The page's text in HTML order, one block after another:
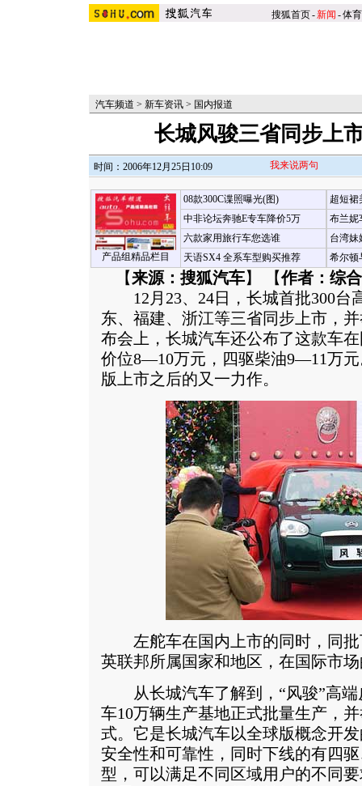
搜狐首页-新闻 -体育
汽车频道 > 新车资讯 > 国内报道
长城风骏三省同步上
时间：2006年12月25日10:09 我来说两句
产品组精品栏目
08款300C谍照曝光(图)
中非论坛奔驰E专车降价5万
六款家用旅行车您选谁
天语SX4 全系车型购买推荐
超短裙
布兰妮
台湾妹
希尔顿
【来源：搜狐汽车】 【作者：综
12月23、24日，长城首批300台
东、福建、浙江等三省同步上市，
布会上，长城汽车还公布了这款车
价位8—10万元，四驱柴油9—11万
版上市之后的又一力作。
左舵车在国内上市的同时，同批
英联邦所属国家和地区，在国际市
从长城汽车了解到，“风骏”高端
车10万辆生产基地正式批量生产，
式。它是长城汽车以全球版概念开
安全性和可靠性，同时下线的有四
型，可以满足不同区域用户的不同